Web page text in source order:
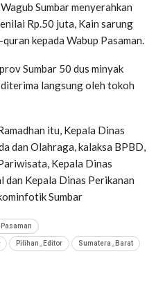
Sumbar menyerahkan
Rp.50 juta, Kain sarung
kepada Wabup Pasaman.
Sumbar 50 dus minyak
langsung oleh tokoh
itu, Kepala Dinas
dan Olahraga, kalaksa BPBD,
Kepala Dinas
dan Kepala Dinas Perikanan
Sumbar
Pilihan_Editor Sumatera_Barat